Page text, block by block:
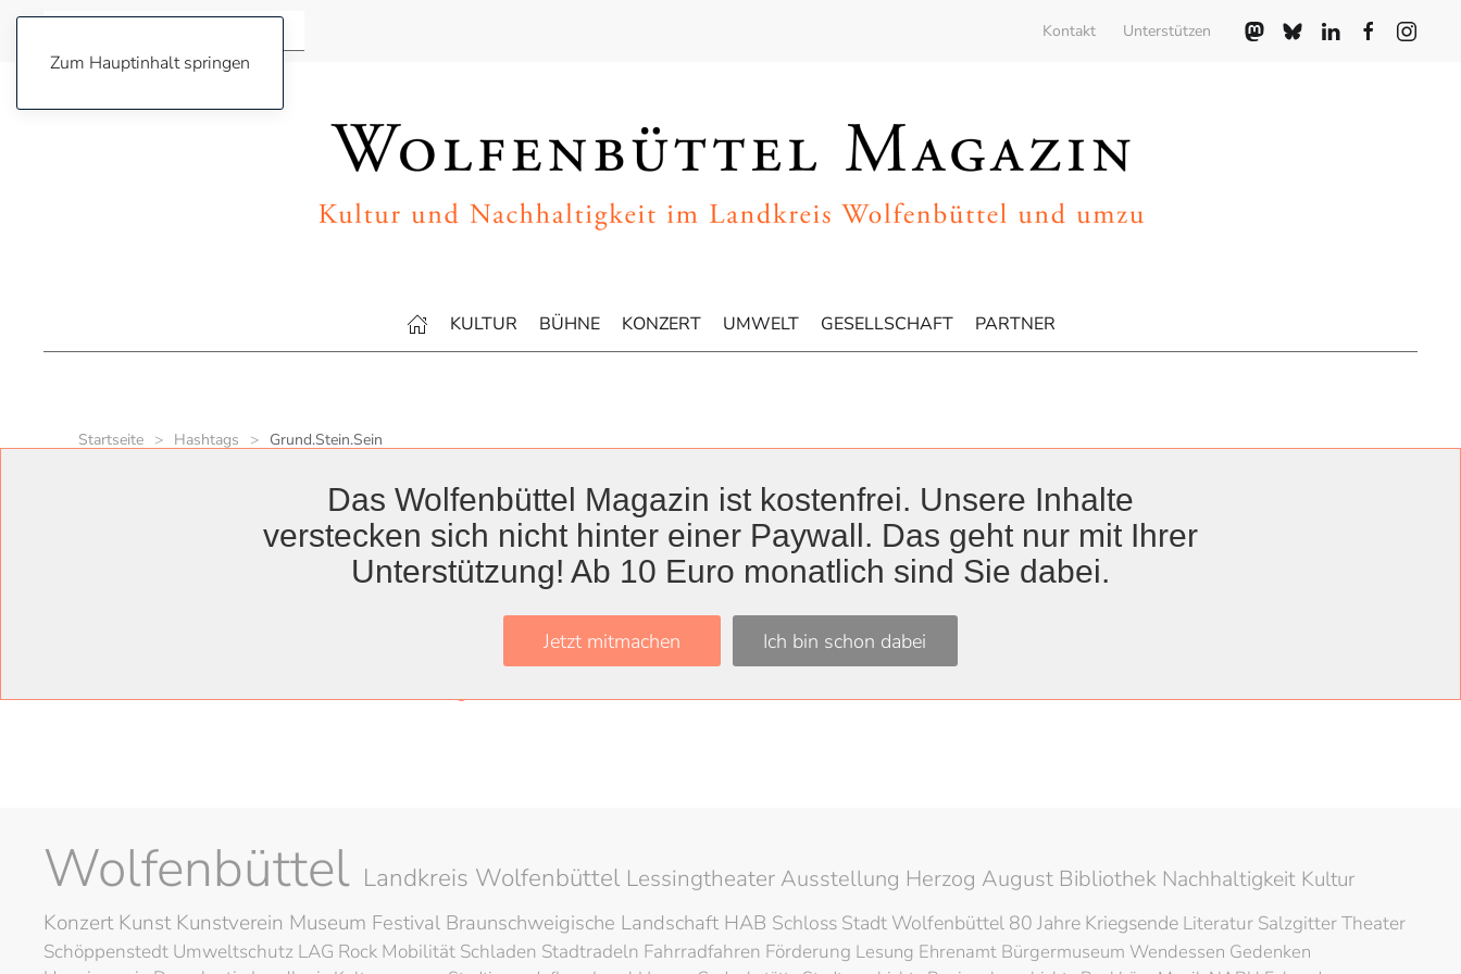
Zum Hauptinhalt springen
Kontakt Unterstützen
KULTUR BÜHNE KONZERT UMWELT GESELLSCHAFT PARTNER
Startseite Hashtags Grund.Stein.Sein
Grund.Stein.Sein
„SegensReich, willst du kuscheln?“
02. März 2025
Wolfenbüttel Landkreis Wolfenbüttel Lessingtheater Ausstellung Herzog August Bibliothek Nachhaltigkeit Kultur
KonzertKunstKunstverein Museum Festival Braunschweigische Landschaft HAB Schloss Stadt Wolfenbüttel 80 Jahre Kriegsende Literatur SalzgitterTheater
Schöppenstedt Umweltschutz LAG Rock Mobilität Schladen Stadtradeln Fahrradfahren Förderung Lesung Ehrenamt Bürgermuseum Wendessen Gedenken
Das Wolfenbüttel Magazin ist kostenfrei. Unsere Inhalte
verstecken sich nicht hinter einer Paywall. Das geht nur mit Ihrer
Unterstützung! Ab 10 Euro monatlich sind Sie dabei.
Jetzt mitmachen Ich bin schon dabei